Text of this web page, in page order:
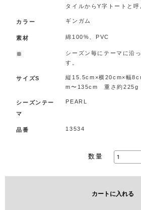
タイルからY字トートと呼
カラー ギンガム
素材 綿100%、PVC
※
シーズン毎にテーマに沿
す。
サイズS
縦15.5cm×横20cm×幅
m〜135cm 重さ約225g
シーズンテー
マ
PEARL
品番 13534
数量
カートに入れる